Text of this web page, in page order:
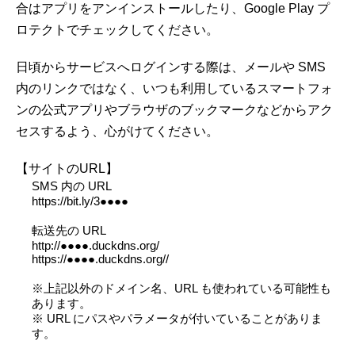
合はアプリをアンインストールしたり、Google Play プ
ロテクトでチェックしてください。
日頃からサービスへログインする際は、メールや SMS
内のリンクではなく、いつも利用しているスマートフォ
ンの公式アプリやブラウザのブックマークなどからアク
セスするよう、心がけてください。
【サイトのURL】
SMS 内の URL
https://bit.ly/3●●●●
転送先の URL
http://●●●●.duckdns.org/
https://●●●●.duckdns.org//
※上記以外のドメイン名、URL も使われている可能性も
あります。
※ URL にパスやパラメータが付いていることがありま
す。